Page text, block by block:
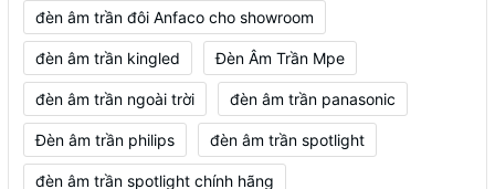
đèn âm trần đôi Anfaco cho showroom
đèn âm trần kingled Đèn Âm Trần Mpe
đèn âm trần ngoài trời đèn âm trần panasonic
Đèn âm trần philips đèn âm trần spotlight
đèn âm trần spotlight chính hãng